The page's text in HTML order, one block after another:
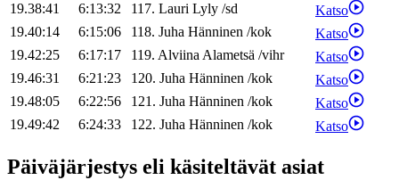
19.38:41
6:13:32 117. Lauri Lyly /sd
Katso
19.40:14
6:15:06 118. Juha Hänninen /kok
Katso
19.42:25
6:17:17 119. AlviinaAlametsä /vihr
Katso
19.46:31
6:21:23 120. Juha Hänninen /kok
Katso
19.48:05
6:22:56 121. Juha Hänninen /kok
Katso
19.49:42
6:24:33 122. Juha Hänninen /kok Katso
Päiväjärjestys eli käsiteltävät asiat